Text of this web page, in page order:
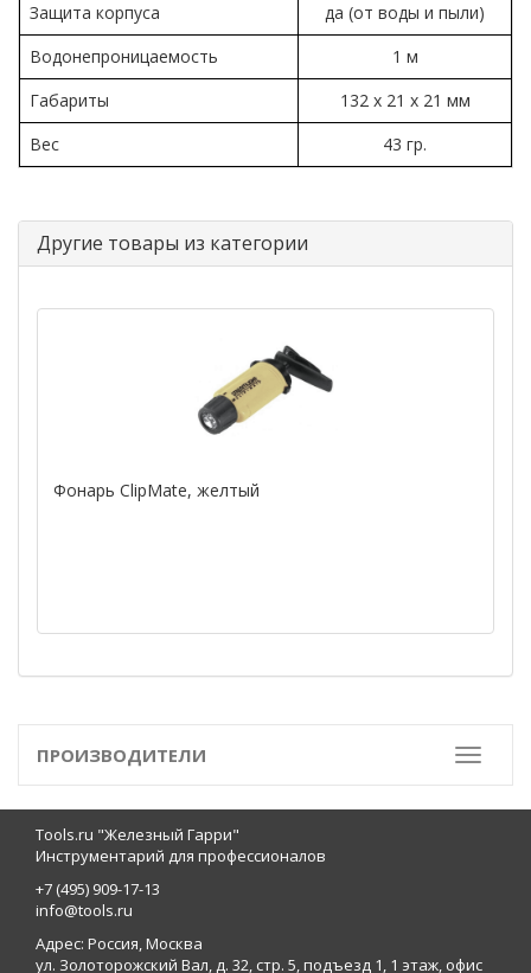
Защита корпуса
да (от воды и пыли)
Водонепроницаемость
1 м
Габариты
132 х 21 х 21 мм
Вес
43 гр.
Другие товары из категории
Фонарь ClipMate, желтый
Toggle
ПРОИЗВОДИТЕЛИ
Tools.ru "Железный Гарри"
Инструментарий для профессионалов
+7 (495) 909-17-13
info@tools.ru
Адрес: Россия, Москва
ул. Золоторожский Вал, д. 32, стр. 5, подъезд 1, 1 этаж, офис